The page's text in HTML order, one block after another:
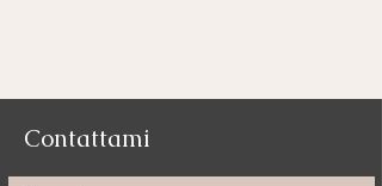
Contattami